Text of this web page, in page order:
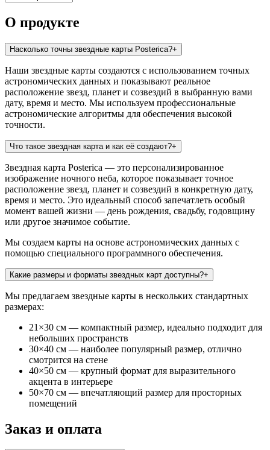
О продукте
Насколько точны звездные карты Posterica?+
Наши звездные карты создаются с использованием точных
астрономических данных и показывают реальное
расположение звезд, планет и созвездий в выбранную вами
дату, время и место. Мы используем профессиональные
астрономические алгоритмы для обеспечения высокой
точности.
Что такое звездная карта и как её создают?+
Звездная карта Posterica — это персонализированное
изображение ночного неба, которое показывает точное
расположение звезд, планет и созвездий в конкретную дату,
время и место. Это идеальный способ запечатлеть особый
момент вашей жизни — день рождения, свадьбу, годовщину
или другое значимое событие.
Мы создаем карты на основе астрономических данных с
помощью специального программного обеспечения.
Какие размеры и форматы звездных карт доступны?+
Мы предлагаем звездные карты в нескольких стандартных
размерах:
21×30 см — компактный размер, идеально подходит для
небольших пространств
30×40 см — наиболее популярный размер, отлично
смотрится на стене
40×50 см — крупный формат для выразительного
акцента в интерьере
50×70 см — впечатляющий размер для просторных
помещений
Заказ и оплата